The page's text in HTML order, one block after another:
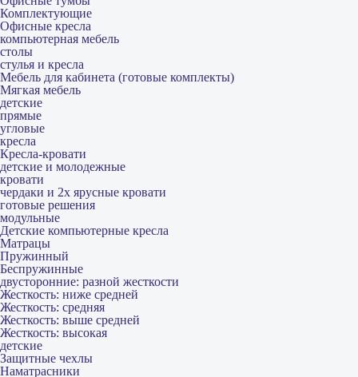
Комплектующие
Офисные кресла
компьютерная мебель
столы
стулья и кресла
Мебель для кабинета (готовые комплекты)
Мягкая мебель
детские
прямые
угловые
кресла
Кресла-кровати
детские и молодежные
кровати
чердаки и 2х ярусные кровати
готовые решения
модульные
Детские компьютерные кресла
Матрацы
Пружинный
Беспружинные
двусторонние: разной жесткости
Жесткость: ниже средней
Жесткость: средняя
Жесткость: выше средней
Жесткость: высокая
детские
Защитные чехлы
Наматрасники